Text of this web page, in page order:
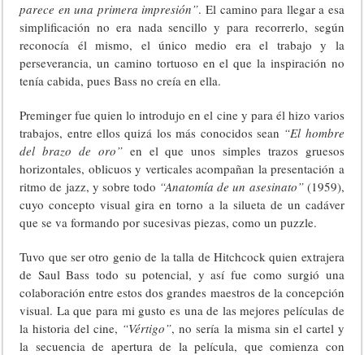
parece en una primera impresión”. El camino para llegar a esa
simplificación no era nada sencillo y para recorrerlo, según
reconocía él mismo, el único medio era el trabajo y la
perseverancia, un camino tortuoso en el que la inspiración no
tenía cabida, pues Bass no creía en ella.
Preminger fue quien lo introdujo en el cine y para él hizo varios
trabajos, entre ellos quizá los más conocidos sean “El hombre
del brazo de oro”en el que unos simples trazos gruesos
horizontales, oblicuos y verticales acompañan la presentación a
ritmo de jazz, y sobre todo “Anatomía de un asesinato”(1959),
cuyo concepto visual gira en torno a la silueta de un cadáver
que se va formando por sucesivas piezas, como un puzzle.
Tuvo que ser otro genio de la talla de Hitchcock quien extrajera
de Saul Bass todo su potencial, y así fue como surgió una
colaboración entre estos dos grandes maestros de la concepción
visual. La que para mi gusto es una de las mejores películas de
la historia del cine, “Vértigo”, no sería la misma sin el cartel y
la secuencia de apertura de la película, que comienza con